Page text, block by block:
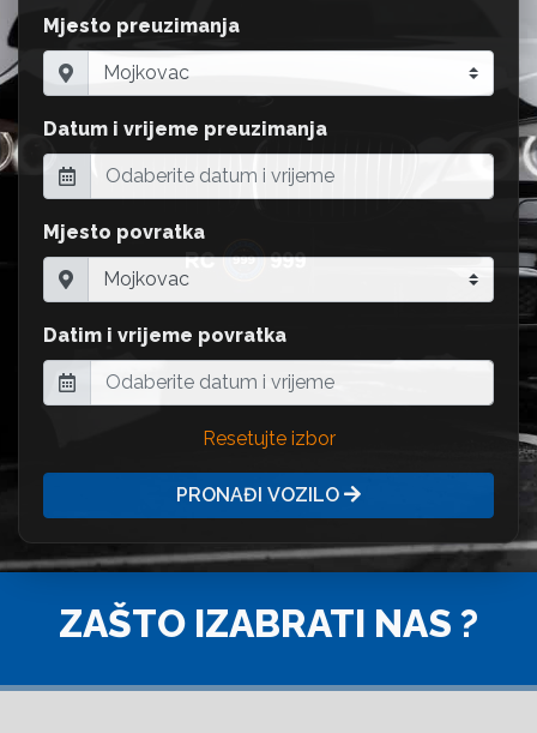
Mjesto preuzimanja
Datum i vrijeme preuzimanja
Mjesto povratka
Datim i vrijeme povratka
Resetujte izbor
PRONAĐI VOZILO
ZAŠTO IZABRATI NAS ?